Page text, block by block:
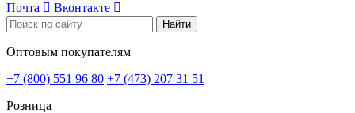
Почта  Вконтакте 
Найти
Оптовым покупателям
+7 (800) 551 96 80 +7 (473) 207 31 51
Розница